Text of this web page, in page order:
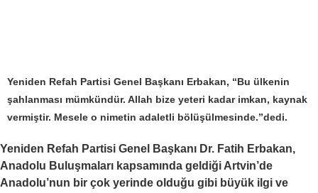
Yeniden Refah Partisi Genel Başkanı Erbakan, “Bu ülkenin
şahlanması mümkündür. Allah bize yeteri kadar imkan, kaynak
vermiştir. Mesele o nimetin adaletli bölüşülmesinde.”dedi.
Yeniden Refah Partisi Genel Başkanı Dr. Fatih Erbakan,
Anadolu Buluşmaları kapsamında geldiği Artvin’de
Anadolu’nun bir çok yerinde olduğu gibi büyük ilgi ve